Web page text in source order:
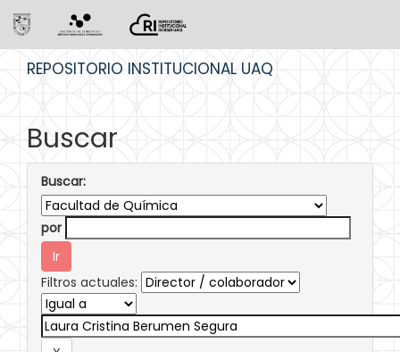
REPOSITORIO INSTITUCIONAL UAQ
Buscar
Buscar:
por
Filtros actuales: